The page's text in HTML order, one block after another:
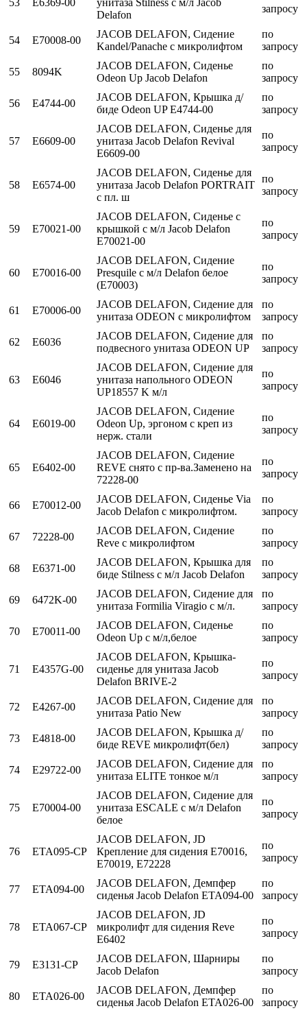
53 E6369-00
унитаза Stilness с м/л Jacob
Delafon
запросу
54 E70008-00
JACOB DELAFON, Cидение
Kandel/Panache c микролифтом
по
запросу
55 8094K
JACOB DELAFON, Сиденье
Odeon Up Jacob Delafon
по
запросу
56 E4744-00
JACOB DELAFON, Крышка д/
биде Odeon UP E4744-00
по
запросу
57 E6609-00
JACOB DELAFON, Сиденье для
унитаза Jacob Delafon Revival
E6609-00
по
запросу
58 E6574-00
JACOB DELAFON, Сиденье для
унитаза Jacob Delafon PORTRAIT
c пл. ш
по
запросу
59 E70021-00
JACOB DELAFON, Сиденье с
крышкой с м/л Jacob Delafon
E70021-00
по
запросу
60 E70016-00
JACOB DELAFON, Сидение
Presquile с м/л Delafon белое
(E70003)
по
запросу
61 E70006-00
JACOB DELAFON, Сидение для
унитаза ODEON с микролифтом
по
запросу
62 E6036
JACOB DELAFON, Сидение для
подвесного унитаза ODEON UP
по
запросу
63 E6046
JACOB DELAFON, Сидение для
унитаза напольного ODEON
UP18557 K м/л
по
запросу
64 E6019-00
JACOB DELAFON, Сидение
Odeon Up, эргоном с креп из
нерж. стали
по
запросу
65 E6402-00
JACOB DELAFON, Сидение
REVE снято с пр-ва.Заменено на
72228-00
по
запросу
66 E70012-00
JACOB DELAFON, Сиденье Via
Jacob Delafon с микролифтом.
по
запросу
67 72228-00
JACOB DELAFON, Сидение
Reve с микролифтом
по
запросу
68 E6371-00
JACOB DELAFON, Крышка для
биде Stilness с м/л Jacob Delafon
по
запросу
69 6472K-00
JACOB DELAFON, Сидение для
унитаза Formilia Viragio с м/л.
по
запросу
70 E70011-00
JACOB DELAFON, Сиденье
Odeon Up с м/л,белое
по
запросу
71 E4357G-00
JACOB DELAFON, Крышка-
сиденье для унитаза Jacob
Delafon BRIVE-2
по
запросу
72 E4267-00
JACOB DELAFON, Сидение для
унитаза Patio New
по
запросу
73 E4818-00
JACOB DELAFON, Крышка д/
биде REVE микролифт(бел)
по
запросу
74 E29722-00
JACOB DELAFON, Сидение для
унитаза ELITE тонкое м/л
по
запросу
75 E70004-00
JACOB DELAFON, Сидение для
унитаза ESCALE с м/л Delafon
белое
по
запросу
76 ETA095-CP
JACOB DELAFON, JD
Крепление для сидения Е70016,
E70019, E72228
по
запросу
77 ETA094-00
JACOB DELAFON, Демпфер
сиденья Jacob Delafon ETA094-00
по
запросу
78 ETA067-CP
JACOB DELAFON, JD
микролифт для сидения Reve
E6402
по
запросу
79 E3131-CP
JACOB DELAFON, Шарниры
Jacob Delafon
по
запросу
80 ETA026-00
JACOB DELAFON, Демпфер
сиденья Jacob Delafon ETA026-00
по
запросу